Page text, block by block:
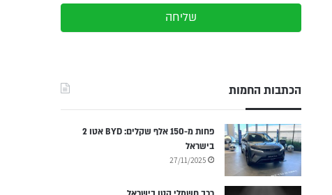
שליחה
הכתבות החמות
פחות מ-150 אלף שקלים: BYD אטו 2
בישראל
27/11/2025